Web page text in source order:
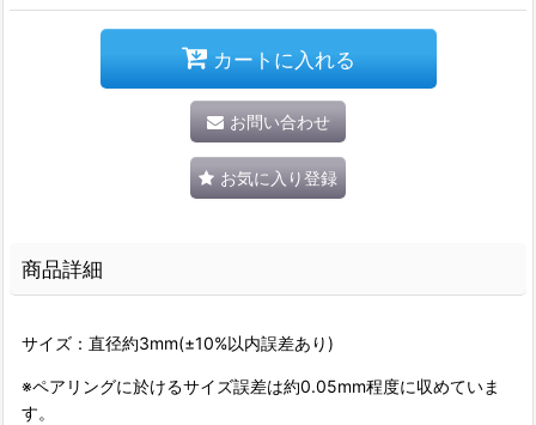
カートに入れる
お問い合わせ
お気に入り登録
商品詳細
サイズ：直径約3mm(±10%以内誤差あり)
※ペアリングに於けるサイズ誤差は約0.05mm程度に収めていま
す。